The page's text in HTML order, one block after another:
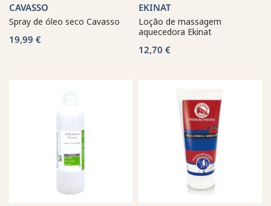
CAVASSO
Spray de óleo seco Cavasso
19,99 €
EKINAT
Loção de massagem
aquecedora Ekinat
12,70 €